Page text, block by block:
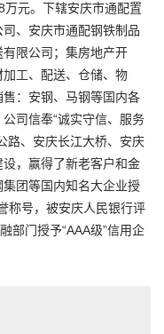
元。下辖安庆市通配置
、安庆市通配钢铁制品
限公司；集房地产开
工、配送、仓储、物
：安钢、马钢等国内各
司信奉“诚实守信、服务
路、安庆长江大桥、安庆
，赢得了新老客户和金
团等国内知名大企业授
称号，被安庆人民银行评
部门授予“AAA级”信用企